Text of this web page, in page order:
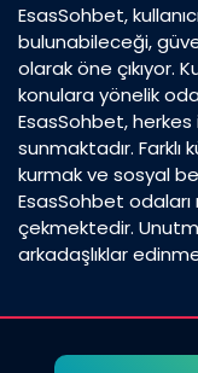
EsasSohbet,
bulunabileceği,
olarak öne çıkıyor.
konulara yönelik
EsasSohbet,
sunmaktadır.
kurmak ve sosyal
EsasSohbet
çekmektedir.
arkadaşlıklar